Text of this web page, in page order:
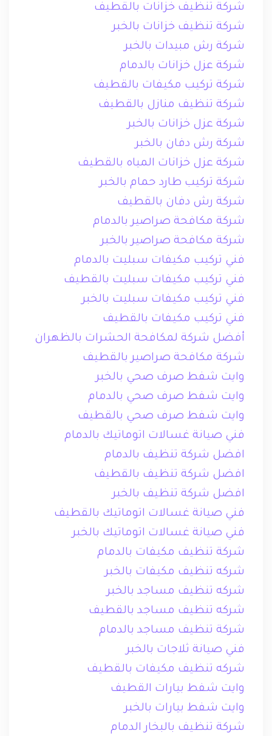
شركة تنظيف خزانات بالقطيف
شركة تنظيف خزانات بالخبر
شركة رش مبيدات بالخبر
شركة عزل خزانات بالدمام
شركة تركيب مكيفات بالقطيف
شركة تنظيف منازل بالقطيف
شركة عزل خزانات بالخبر
شركة رش دفان بالخبر
شركة عزل خزانات المياه بالقطيف
شركة تركيب طارد حمام بالخبر
شركة رش دفان بالقطيف
شركة مكافحة صراصير بالدمام
شركة مكافحة صراصير بالخبر
فني تركيب مكيفات سبليت بالدمام
فني تركيب مكيفات سبليت بالقطيف
فني تركيب مكيفات سبليت بالخبر
فني تركيب مكيفات بالقطيف
أفضل شركة لمكافحة الحشرات بالظهران
شركة مكافحة صراصير بالقطيف
وايت شفط صرف صحي بالخبر
وايت شفط صرف صحي بالدمام
وايت شفط صرف صحي بالقطيف
فني صيانة غسالات اتوماتيك بالدمام
افضل شركة تنظيف بالدمام
افضل شركة تنظيف بالقطيف
افضل شركة تنظيف بالخبر
فني صيانة غسالات اتوماتيك بالقطيف
فني صيانة غسالات اتوماتيك بالخبر
شركة تنظيف مكيفات بالدمام
شركه تنظيف مكيفات بالخبر
شركه تنظيف مساجد بالخبر
شركه تنظيف مساجد بالقطيف
شركة تنظيف مساجد بالدمام
فني صيانة ثلاجات بالخبر
شركه تنظيف مكيفات بالقطيف
وايت شفط بيارات القطيف
وايت شفط بيارات بالخبر
شركة تنظيف بالبخار الدمام